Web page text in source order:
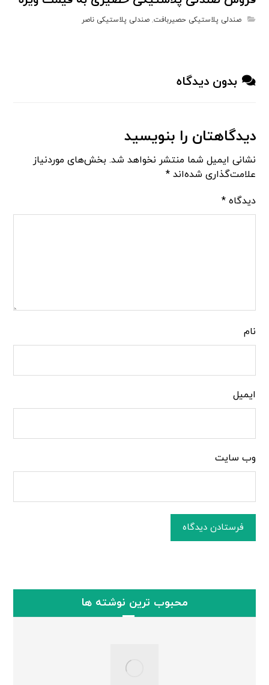
صندلی پلاستیکی حصیربافت,صندلی پلاستیکی ناصر
بدون دیدگاه
دیدگاهتان را بنویسید
نشانی ایمیل شما منتشر نخواهد شد. بخش‌های موردنیاز
علامت‌گذاری شده‌اند*
دیدگاه*
نام
ایمیل
وب‌ سایت
فرستادن دیدگاه
محبوب ترین نوشته ها